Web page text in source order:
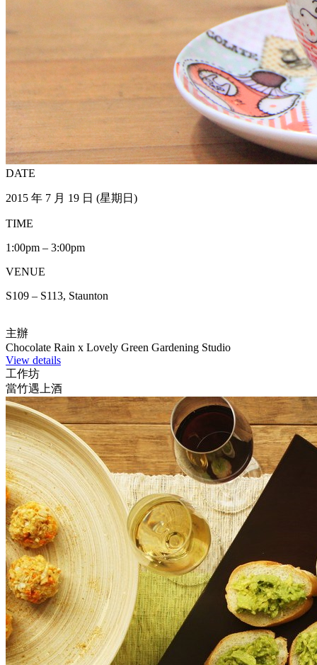
DATE
2015 年 7 月 19 日 (星期日)
TIME
1:00pm – 3:00pm
VENUE
S109 – S113, Staunton
主辦
Chocolate Rain x Lovely Green Gardening Studio
View details
工作坊
當竹遇上酒